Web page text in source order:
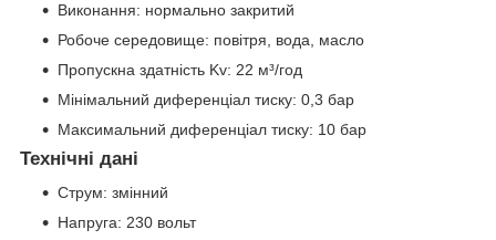
Виконання: нормально закритий
Робоче середовище: повітря, вода, масло
Пропускна здатність Kv: 22 м³/год
Мінімальний диференціал тиску: 0,3 бар
Максимальний диференціал тиску: 10 бар
Технічні дані
Струм: змінний
Напруга: 230 вольт